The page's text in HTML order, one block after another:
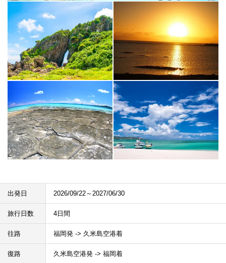
出発日 2026/09/22～2027/06/30
旅行日数 4日間
往路 福岡発 -> 久米島空港着
復路 久米島空港発 -> 福岡着